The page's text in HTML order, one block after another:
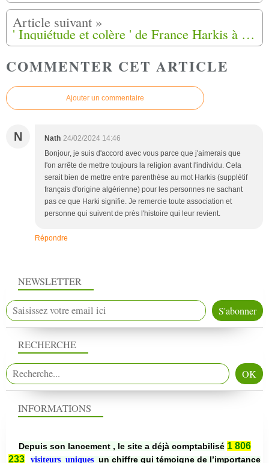
' Inquiétude et colère ' de France Harkis à l'annonce de la visite du recteur de la Grande mosquée de Paris au mémorial de Rivesaltes (66)
COMMENTER CET ARTICLE
Ajouter un commentaire
N Nath 24/02/2024 14:46
Bonjour, je suis d'accord avec vous parce que j'aimerais que
l'on arrête de mettre toujours la religion avant l'individu. Cela
serait bien de mettre entre parenthèse au mot Harkis (supplétif
français d'origine algérienne) pour les personnes ne sachant
pas ce que Harki signifie. Je remercie toute association et
personne qui suivent de près l'histoire qui leur revient.
Répondre
NEWSLETTER
RECHERCHE
INFORMATIONS
Depuis son lancement , le site a déjà comptabilisé 1 806
233
visiteurs uniques un chiffre qui témoigne de l’importance